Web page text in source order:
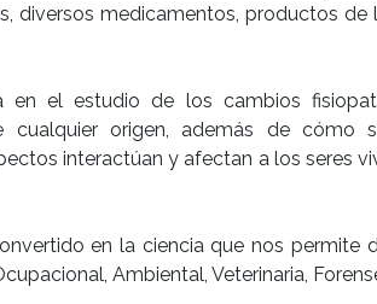
diversos medicamentos, productos
en el estudio de los cambios
origen, además de cómo
interactúan y afectan a los seres
en la ciencia que nos permite
Ambiental, Veterinaria,